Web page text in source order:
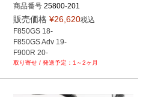
商品番号 25800-201
https://www.wunderlich.de/shop/en/b
mw-f-series/f-900-xr/ergonomics-co
mfort/handlebar-handprotectors/wun
derlich-ergo-handlebar-riser-for-mod
els-with-bmw-sat-nav-25800-201.ht
販売価格 ¥26,620税込
F850GS 18-
F850GS Adv 19-
F900R 20-
F900XR 20-
1～2ヶ月